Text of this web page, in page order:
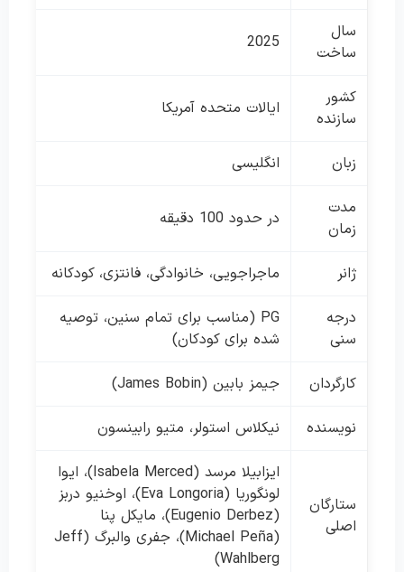
سال
ساخت
2025
کشور
سازنده
ایالات متحده آمریکا
زبان انگلیسی
مدت
زمان
در حدود 100 دقیقه
ژانر ماجراجویی، خانوادگی، فانتزی، کودکانه
درجه
سنی
PG (مناسب برای تمام سنین، توصیه
شده برای کودکان)
کارگردان جیمز بابین (James Bobin)
نویسنده نیکلاس استولر، متیو رابینسون
ستارگان
اصلی
ایزابیلا مرسد (Isabela Merced)، ایوا
لونگوریا (Eva Longoria)، اوخنیو دربز
(Eugenio Derbez)، مایکل پنا
(Michael Peña)، جفری والبرگ (Jeff
Wahlberg)